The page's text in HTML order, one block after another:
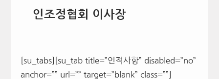
인조정협회 이사장
[su_tabs][su_tab title=”인적사항” disabled=”no”
anchor=”” url=”” target=”blank” class=””]